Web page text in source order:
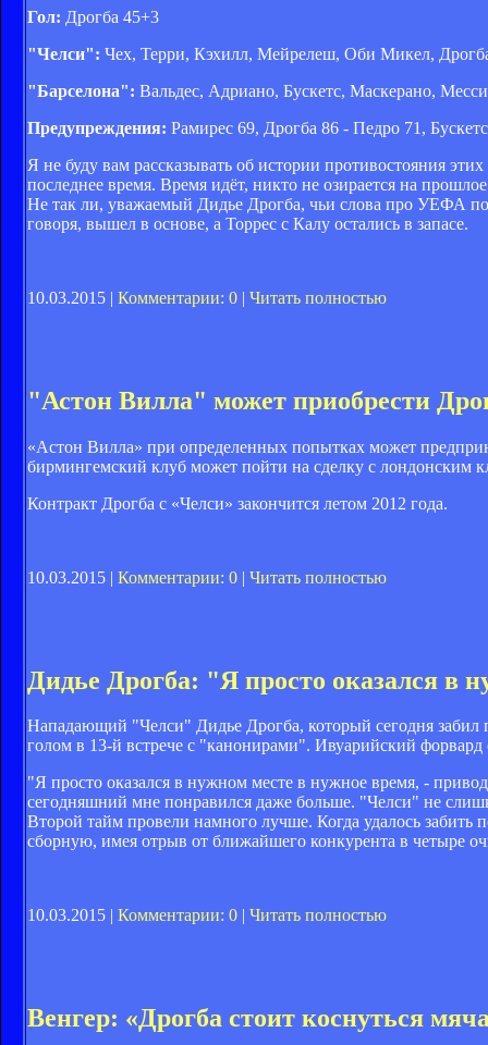
Гол: Дрогба 45+3
"Челси": Чех, Терри, Кэхилл, Мейрелеш, Оби Микел,
"Барселона": Вальдес, Адриано, Бускетс, Маскерано,
Предупреждения: Рамирес 69, Дрогба 86 - Педро 71,
Я не буду вам рассказывать об истории противостояния
последнее время. Время идёт, никто не озирается на
Не так ли, уважаемый Дидье Дрогба, чьи слова про УЕФА по
говоря, вышел в основе, а Торрес с Калу остались в запасе.
10.03.2015 | Комментарии: 0 | Читать полностью
"Астон Вилла" может приобрести
«Астон Вилла» при определенных попытках может
бирмингемский клуб может пойти на сделку с лондонским
Контракт Дрогба с «Челси» закончится летом 2012 года.
10.03.2015 | Комментарии: 0 | Читать полностью
Дидье Дрогба: "Я просто оказался в
Нападающий "Челси" Дидье Дрогба, который сегодня
голом в 13-й встрече с "канонирами". Ивуарийский
"Я просто оказался в нужном месте в нужное время, -
сегодняшний мне понравился даже больше. "Челси" не
Второй тайм провели намного лучше. Когда удалось забить
сборную, имея отрыв от ближайшего конкурента в четыре
10.03.2015 | Комментарии: 0 Читать полностью
Венгер: «Дрогба стоит коснуться